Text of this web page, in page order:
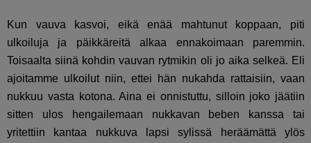
Kun vauva kasvoi, eikä enää mahtunut koppaan, piti
ulkoiluja ja päikkäreitä alkaa ennakoimaan paremmin.
Toisaalta siinä kohdin vauvan rytmikin oli jo aika selkeä. Eli
ajoitamme ulkoilut niin, ettei hän nukahda rattaisiin, vaan
nukkuu vasta kotona. Aina ei onnistuttu, silloin joko jäätiin
sitten ulos hengailemaan nukkavan beben kanssa tai
yritettiin kantaa nukkuva lapsi sylissä heräämättä ylös